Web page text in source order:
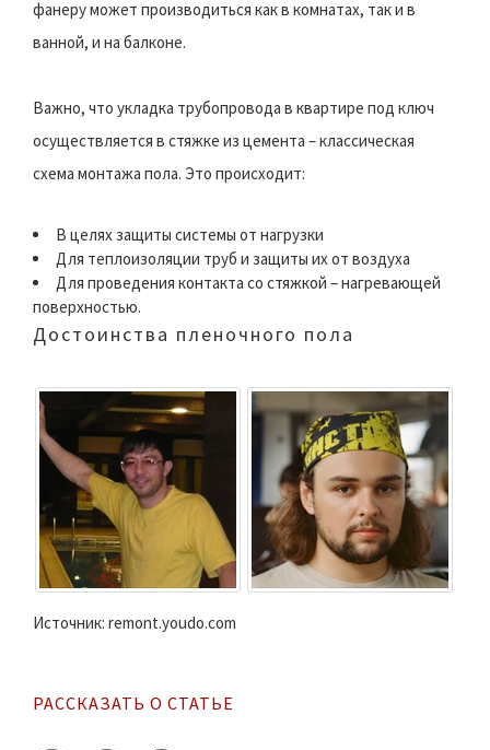
фанеру может производиться как в комнатах, так и в
ванной, и на балконе.
Важно, что укладка трубопровода в квартире под ключ
осуществляется в стяжке из цемента – классическая
схема монтажа пола. Это происходит:
В целях защиты системы от нагрузки
Для теплоизоляции труб и защиты их от воздуха
Для проведения контакта со стяжкой – нагревающей
поверхностью.
Достоинства пленочного пола
Источник: remont.youdo.com
РАССКАЗАТЬ О СТАТЬЕ